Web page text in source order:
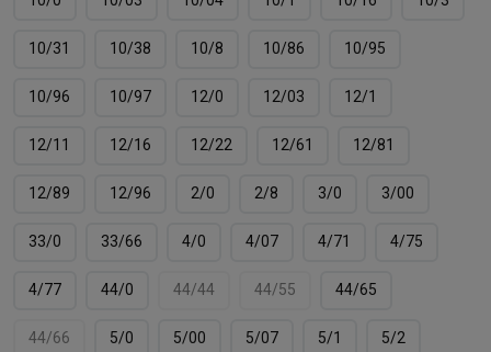
10/31 10/38 10/8 10/86 10/95
10/96 10/97 12/0 12/03 12/1
12/11 12/16 12/22 12/61 12/81
12/89 12/96 2/0 2/8 3/0 3/00
33/0 33/66 4/0 4/07 4/71 4/75
4/77 44/0 44/44 44/55 44/65
44/66 5/0 5/00 5/07 5/1 5/2